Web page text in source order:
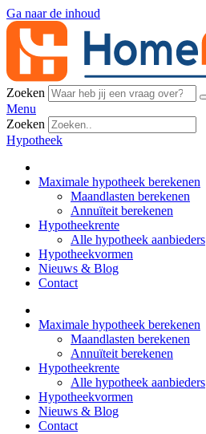
Ga naar de inhoud
Zoeken
Menu
Zoeken
Hypotheek
Maximale hypotheek berekenen
Maandlasten berekenen
Annuïteit berekenen
Hypotheekrente
Alle hypotheek aanbieders
Hypotheekvormen
Nieuws & Blog
Contact
Maximale hypotheek berekenen
Maandlasten berekenen
Annuïteit berekenen
Hypotheekrente
Alle hypotheek aanbieders
Hypotheekvormen
Nieuws & Blog
Contact